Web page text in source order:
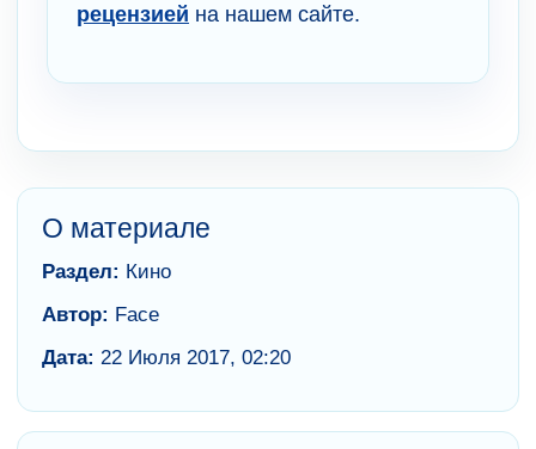
рецензией на нашем сайте.
О материале
Раздел: Кино
Автор: Face
Дата: 22 Июля 2017, 02:20